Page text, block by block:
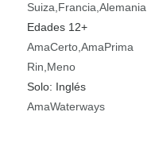
Suiza Francia Alemania
Edades 12+
AmaCerto AmaPrima
Rin Meno
Solo: Inglés
AmaWaterways